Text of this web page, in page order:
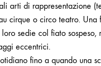
arti di rappresentazione
cirque o circo teatro. Una
sedie col fiato sospeso,
eccentrici.
fino a quando una